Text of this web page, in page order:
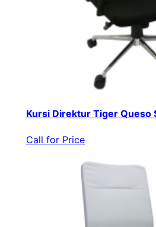
Kursi Direktur Tiger Queso
Call for Price